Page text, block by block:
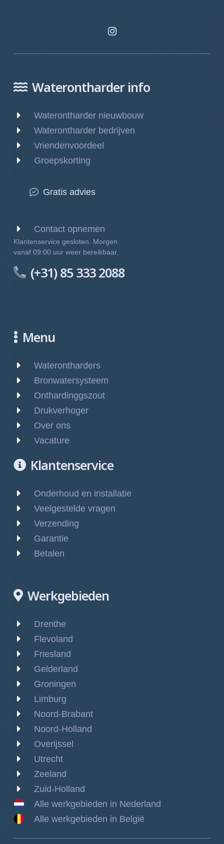
Waterontharder info
Waterontharder nieuwbouw
Waterontharder bedrijven
Vriendenvoordeel
Groepskorting
Gratis advies
Contact opnemen
Klantenservice gesloten. Morgen
vanaf 09:00 uur weer bereikbaar.
(+31) 85 333 2088
Menu
Waterontharders
Bronwatersysteem
Onthardinggszout
Drukverhoger
Over ons
Vacature
Klantenservice
Onderhoud en installatie
Veelgestelde vragen
Verzending
Garantie
Betalen
Werkgebieden
Drenthe
Flevoland
Friesland
Gelderland
Groningen
Limburg
Noord-Brabant
Noord-Holland
Overijssel
Utrecht
Zeeland
Zuid-Holland
Alle werkgebieden in Nederland
Alle werkgebieden in België